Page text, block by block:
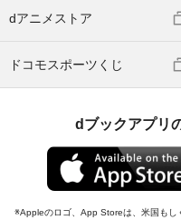
dアニメストア
ドコモスポーツくじ
dブックアプリ
Appleのロゴ、App Storeは、米国も